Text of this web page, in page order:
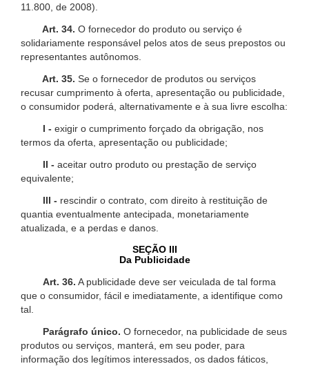
11.800, de 2008).
Art. 34. O fornecedor do produto ou serviço é
solidariamente responsável pelos atos de seus prepostos ou
representantes autônomos.
Art. 35. Se o fornecedor de produtos ou serviços
recusar cumprimento à oferta, apresentação ou publicidade,
o consumidor poderá, alternativamente e à sua livre escolha:
I - exigir o cumprimento forçado da obrigação, nos
termos da oferta, apresentação ou publicidade;
II - aceitar outro produto ou prestação de serviço
equivalente;
III - rescindir o contrato, com direito à restituição de
quantia eventualmente antecipada, monetariamente
atualizada, e a perdas e danos.
SEÇÃO III
Da Publicidade
Art. 36. A publicidade deve ser veiculada de tal forma
que o consumidor, fácil e imediatamente, a identifique como
tal.
Parágrafo único. O fornecedor, na publicidade de seus
produtos ou serviços, manterá, em seu poder, para
informação dos legítimos interessados, os dados fáticos,